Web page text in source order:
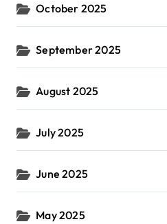
October 2025
September 2025
August 2025
July 2025
June 2025
May 2025